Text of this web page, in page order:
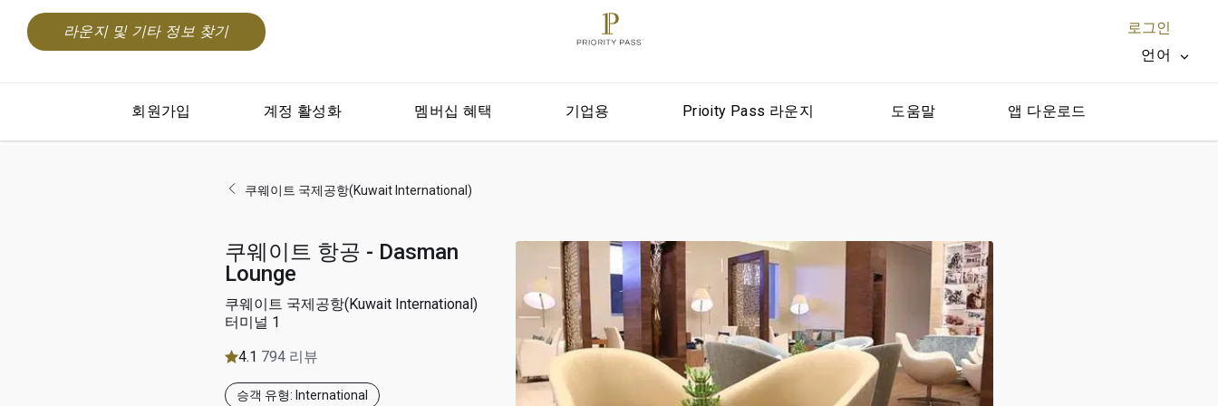
라운지 및 기타 정보 찾기
로그인
언어
회원가입 계정 활성화 멤버십 혜택 기업용 Prioity Pass 라운지 도움말 앱 다운로드
쿠웨이트 국제공항(Kuwait International)
쿠웨이트 항공 - Dasman
Lounge
쿠웨이트 국제공항(Kuwait International)
터미널 1
4.1 794 리뷰
승객 유형: International